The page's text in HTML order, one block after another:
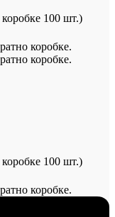
100 шт.)
коробке.
коробке.
100 шт.)
коробке.